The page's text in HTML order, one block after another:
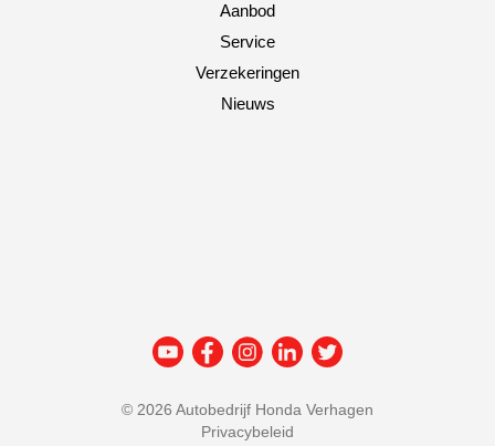
Aanbod
Service
Verzekeringen
Nieuws
© 2026 Autobedrijf Honda Verhagen
Privacybeleid